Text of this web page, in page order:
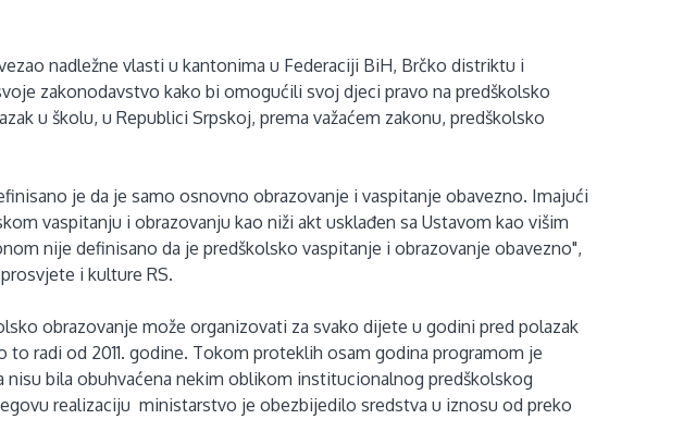
nadležne vlasti u kantonima u Federaciji BiH, Brčko distriktu i
zakonodavstvo kako bi omogućili svoj djeci pravo na predškolsko
u školu, u Republici Srpskoj, prema važaćem zakonu, predškolsko
je da je samo osnovno obrazovanje i vaspitanje obavezno. Imajući
vaspitanju i obrazovanju kao niži akt usklađen sa Ustavom kao višim
nije definisano da je predškolsko vaspitanje i obrazovanje obavezno",
i kulture RS.
obrazovanje može organizovati za svako dijete u godini pred polazak
to radi od 2011. godine. Tokom proteklih osam godina programom je
nisu bila obuhvaćena nekim oblikom institucionalnog predškolskog
realizaciju ministarstvo je obezbijedilo sredstva u iznosu od preko